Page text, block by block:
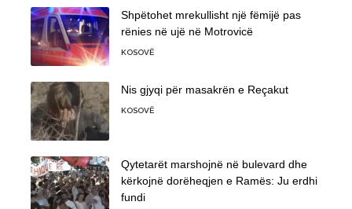
Shpëtohet mrekullisht një fëmijë pas
rënies në ujë në Motrovicë
KOSOVË
Nis gjyqi për masakrën e Reçakut
KOSOVË
Qytetarët marshojnë në bulevard dhe
kërkojnë dorëheqjen e Ramës: Ju erdhi
fundi